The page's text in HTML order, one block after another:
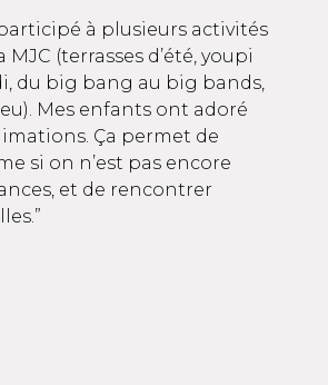
à plusieurs activités
MJC (terrasses d’été, youpi
du big bang au big bands,
Mes enfants ont adoré
Ça permet de
si on n’est pas encore
et de rencontrer